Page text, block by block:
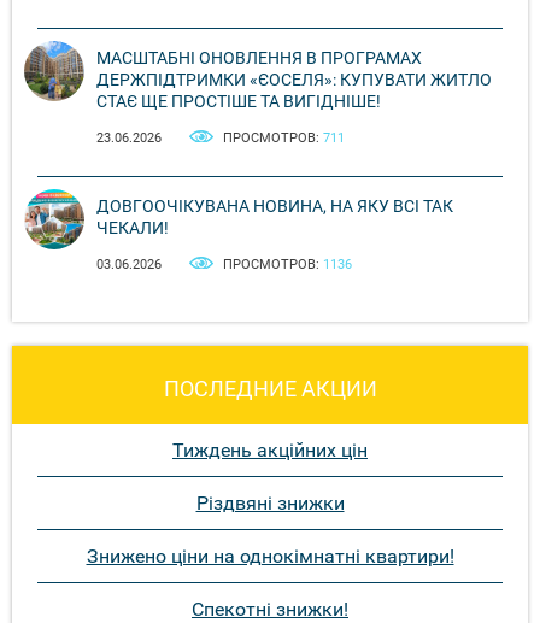
МАСШТАБНІ ОНОВЛЕННЯ В ПРОГРАМАХ
ДЕРЖПІДТРИМКИ «ЄОСЕЛЯ»: КУПУВАТИ ЖИТЛО
СТАЄ ЩЕ ПРОСТІШЕ ТА ВИГІДНІШЕ!
23.06.2026 ПРОСМОТРОВ: 711
ДОВГООЧІКУВАНА НОВИНА, НА ЯКУ ВСІ ТАК
ЧЕКАЛИ!
03.06.2026 ПРОСМОТРОВ: 1136
ПОСЛЕДНИЕ АКЦИИ
Тиждень акційних цін
Різдвяні знижки
Знижено ціни на однокімнатні квартири!
Спекотні знижки!